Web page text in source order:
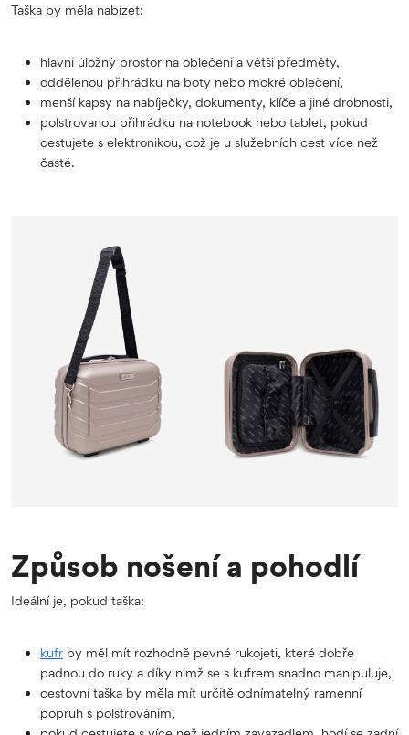
Taška by měla nabízet:
hlavní úložný prostor na oblečení a větší předměty,
oddělenou přihrádku na boty nebo mokré oblečení,
menší kapsy na nabíječky, dokumenty, klíče a jiné drobnosti,
polstrovanou přihrádku na notebook nebo tablet, pokud
cestujete s elektronikou, což je u služebních cest více než
časté.
Způsob nošení a pohodlí
Ideální je, pokud taška:
kufr by měl mít rozhodně pevné rukojeti, které dobře
padnou do ruky a díky nimž se s kufrem snadno manipuluje,
cestovní taška by měla mít určitě odnímatelný ramenní
popruh s polstrováním,